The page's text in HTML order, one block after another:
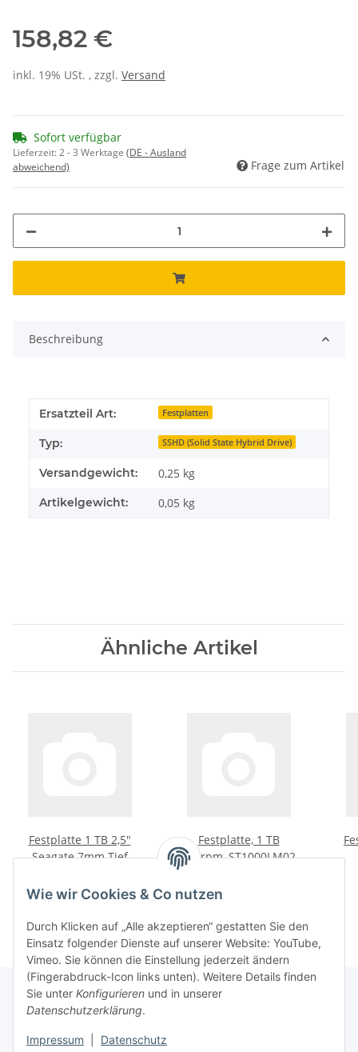
158,82 €
inkl. 19% USt. , zzgl. Versand
Sofort verfügbar
Lieferzeit:2 - 3 Werktage (DE - Ausland
abweichend)
Frage zum Artikel
Beschreibung
Ersatzteil Art: Festplatten
Typ: SSHD (Solid State Hybrid Drive)
Versandgewicht: 0,25 kg
Artikelgewicht: 0,05 kg
Ähnliche Artikel
Festplatte 1 TB 2,5"
Seagate 7mm Tief
Festplatte, 1 TB
5400rpm, ST1000LM024
Wie wir Cookies & Co nutzen
Durch Klicken auf „Alle akzeptieren“ gestatten Sie den
Einsatz folgender Dienste auf unserer Website: YouTube,
Vimeo. Sie können die Einstellung jederzeit ändern
(Fingerabdruck-Icon links unten). Weitere Details finden
Sie unter Konfigurieren und in unserer
Datenschutzerklärung.
Impressum Datenschutz